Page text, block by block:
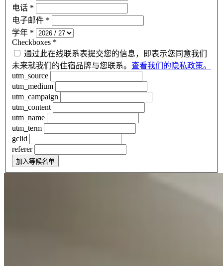
电话 *
电子邮件 *
学年 *
Checkboxes *
通过此在线联系表提交您的信息，即表示您同意我们
未来就我们的住宿品牌与您联系。 查看我们的隐私政策。
utm_source
utm_medium
utm_campaign
utm_content
utm_name
utm_term
gclid
referer
加入等候名单